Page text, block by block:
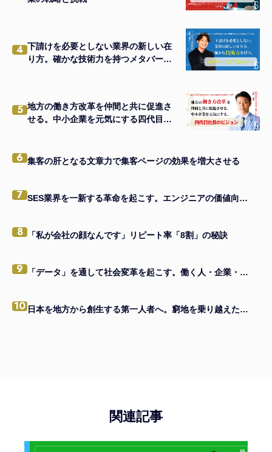
4 下請けを必要としない業界の新しい在
り方。確かな技術力を持つメタバース
5 地方の働き方改革を仲間と共に促進さ
せる。中小企業を元気にする四代目社
6 集客の肝となる文章力で集客ページの効果を増大させる
7 SES業界を一新する革命を起こす。エンジニアの価値向上を掲げる、エンジニアファースト企業。
8 「私が会社の顔なんです」リピート率「8割」の秘訣
9 「データ」を通して社会変革を起こす。働く人・企業・社内全員をハッピーに。
10 日本を地方から創生する第一人者へ。窮地を乗り越えたメンバーと共に。
関連記事